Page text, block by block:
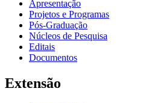
Apresentação
Projetos e Programas
Pós-Graduação
Núcleos de Pesquisa
Editais
Documentos
Extensão